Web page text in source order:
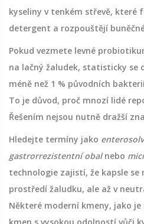
kyseliny v tenkém střevě, které
detergent a rozpouštějí
Pokud vezmete levné
na lačný žaludek, statisticky se
méně než 1 % původních
To je důvod, proč mnozí lidé
Řešením nejsou nutně dražší
Hledejte termíny jako
gastrorrezistentní obalnebo
technologie zajistí, že kapsle se
prostředí žaludku, ale až v
Některé moderní kmeny, jako je